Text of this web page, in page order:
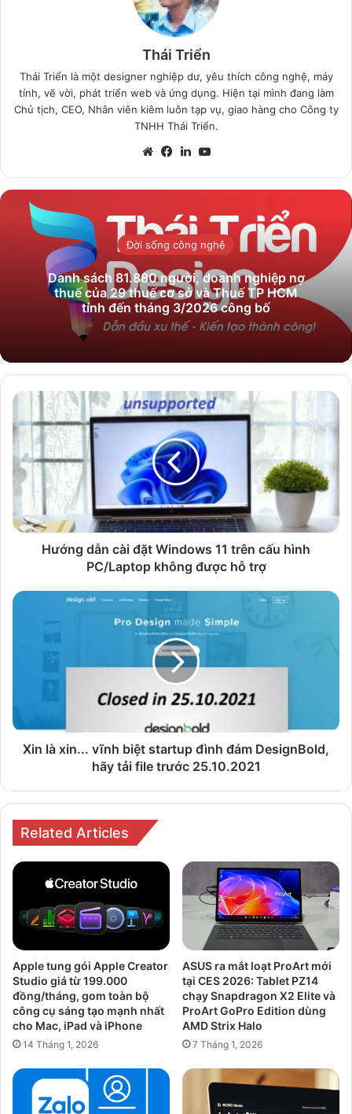
Thái Triển
Thái Triển là một designer nghiệp dư, yêu thích công nghệ, máy
tính, vẽ vời, phát triển web và ứng dụng. Hiện tại mình đang làm
Chủ tịch, CEO, Nhân viên kiêm luôn tạp vụ, giao hàng cho Công ty
TNHH Thái Triển.
WebsiteFacebook
LinkedIn
Đời sống công nghệ
Danh sách 81.880‬ người, doanh nghiệp nợ
thuế của 29 thuế cơ sở và Thuế TP HCM
tính đến tháng 3/2026 công bố
Hướng
cài
đặt
Windows
trên
cấu
hình
PC/Laptop
hỗ
Hướng dẫn cài đặt Windows 11 trên cấu hình
PC/Laptop không được hỗ trợ
Xin
startup
DesignBold,
hãyXin là xin... vĩnh biệt startup đình đám DesignBold,
hãy tải file trước 25.10.2021
Related Articles
Apple tung gói Apple Creator
Studio giá từ 199.000
đồng/tháng, gom toàn bộ
công cụ sáng tạo mạnh nhất
cho Mac, iPad và iPhone
14 Tháng 1, 2026
ASUS ra mắt loạt ProArt mới
tại CES 2026: Tablet PZ14
chạy Snapdragon X2 Elite và
ProArt GoPro Edition dùng
AMD Strix Halo
7 Tháng 1, 2026